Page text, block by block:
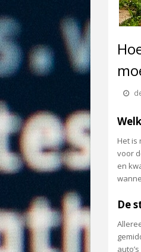
Het is
voor
en
De